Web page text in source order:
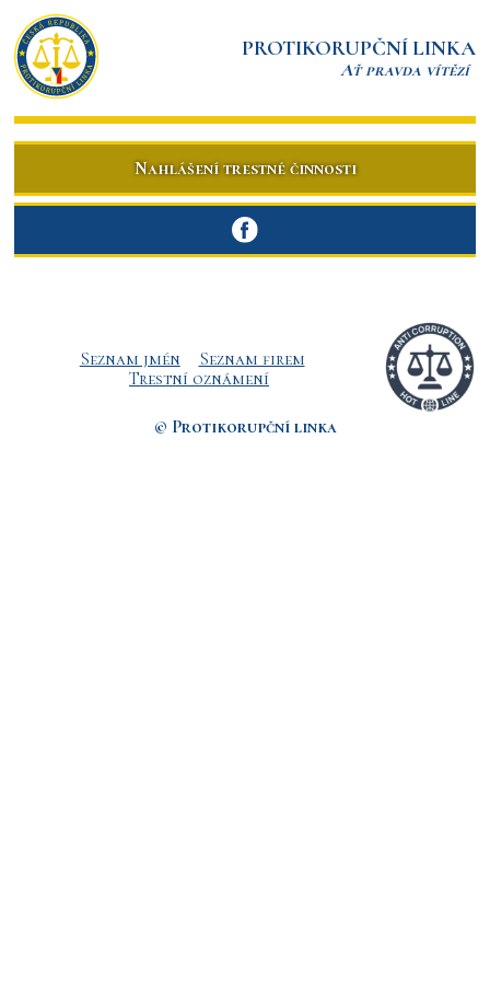
PROTIKORUPČNÍ LINKA
Ať pravda vítězí
Nahlášení trestné činnosti
Seznam jmén
Seznam firem
Trestní oznámení
© Protikorupční linka